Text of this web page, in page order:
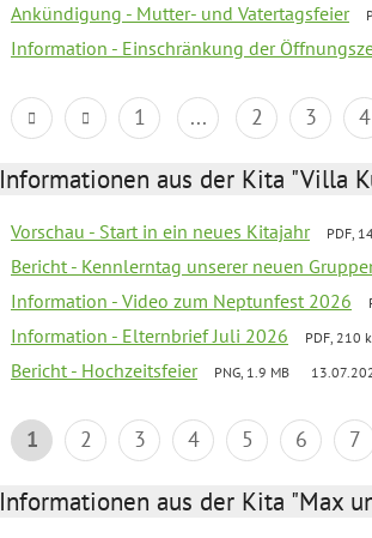
Ankündigung - Mutter- und Vatertagsfeier
Information - Einschränkung der
1 ... 2 3 4
Informationen aus der Kita "Villa
Vorschau - Start in ein neues Kitajahr PDF,
Bericht - Kennlerntag unserer neuen
Information - Video zum Neptunfest 2026
Information - Elternbrief Juli 2026 PDF, 210
Bericht - Hochzeitsfeier PNG, 1.9 MB
1 2 3 4 5 6 7
Informationen aus der Kita "Max